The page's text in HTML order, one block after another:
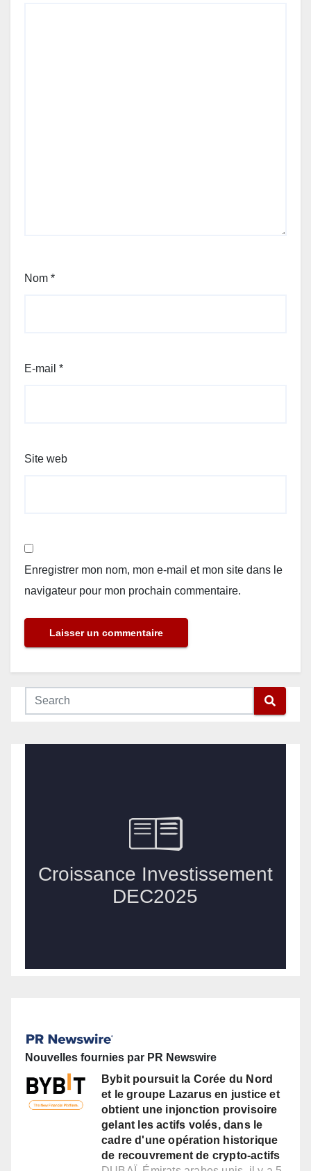
Nom *
E-mail *
Site web
Enregistrer mon nom, mon e-mail et mon site dans le
navigateur pour mon prochain commentaire.
Nouvelles fournies par PR Newswire
Bybit poursuit la Corée du Nord
et le groupe Lazarus en justice et
obtient une injonction provisoire
gelant les actifs volés, dans le
cadre d'une opération historique
de recouvrement de crypto-actifs